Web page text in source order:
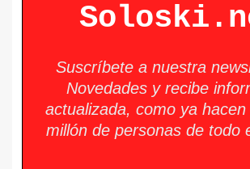
Suscríbete a nuestra
Novedades y recibe
actualizada, como ya
millón de personas de todo